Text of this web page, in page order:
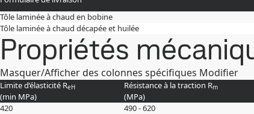
Tôle laminée à chaud en bobine
Tôle laminée à chaud décapée et huilée
Propriétés
Masquer/Afficher des colonnes spécifiques Modifier
Limite d’élasticité ReH
(min MPa)
Résistance à la traction Rm
(MPa)
420
490 - 620